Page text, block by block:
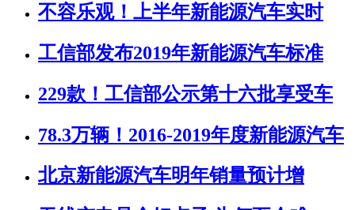
不容乐观！上半年新能源汽车实时
工信部发布2019年新能源汽车标准
229款！工信部公示第十六批享受车
78.3万辆！2016-2019年度新能源汽车
北京新能源汽车明年销量预计增